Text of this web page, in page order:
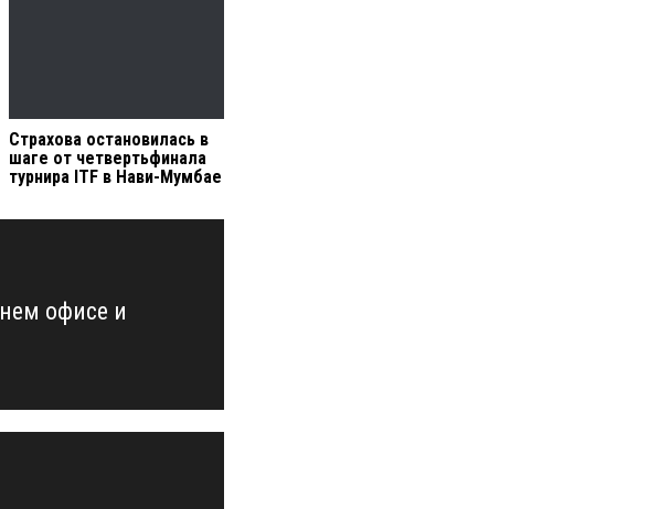
Страхова остановилась в
шаге от четвертьфинала
турнира ITF в Нави-Мумбае
офисе и